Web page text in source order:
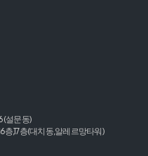
(설문동)
층,17층(대치동,알레르망타워)